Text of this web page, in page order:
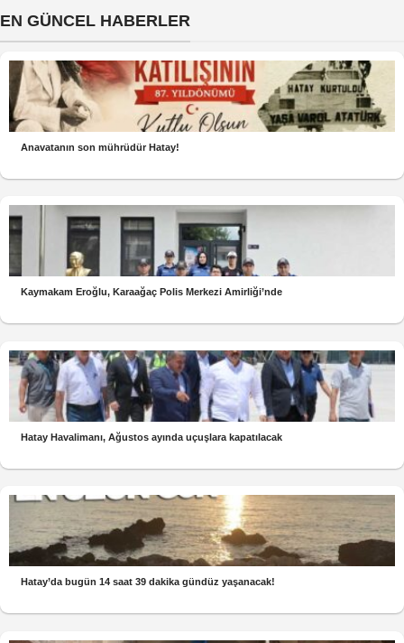
EN GÜNCEL HABERLER
Anavatanın son mührüdür Hatay!
Kaymakam Eroğlu, Karaağaç Polis Merkezi Amirliği’nde
Hatay Havalimanı, Ağustos ayında uçuşlara kapatılacak
Hatay’da bugün 14 saat 39 dakika gündüz yaşanacak!